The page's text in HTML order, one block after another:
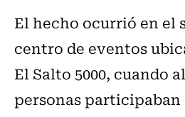
El hecho ocurrió en el
centro de eventos
El Salto 5000, cuando
personas participaban